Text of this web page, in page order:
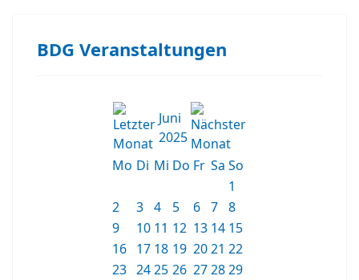
BDG Veranstaltungen
Juni
2025
Mo Di Mi Do Fr Sa So
1
2
3 4 5 6 7 8
9
10 11 12 13 14 15
16 17 18 19 2021 22
23 2425 26 272829